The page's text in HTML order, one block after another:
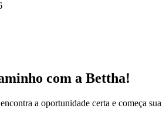
com a Bettha!
a oportunidade certa e começa sua